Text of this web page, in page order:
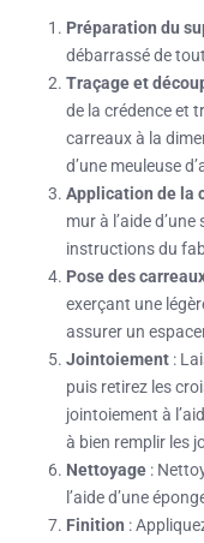
Préparation du
débarrassé de
Traçage et
de la crédence et
carreaux à la
d’une meuleuse
Application de la
mur à l’aide
instructions du
Pose des
exerçant une
assurer un
Jointoiement :
puis retirez les
jointoiement à
à bien remplir les
Nettoyage :
l’aide d’une
Finition :